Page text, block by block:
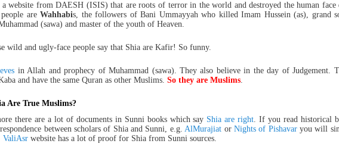
website from DAESH (ISIS) that are roots of terror in the world and destroyed the human face
people areWahhabis, the followers of Bani Ummayyah who killed Imam Hussein (as), grand
(sawa) and master of the youth of Heaven.
wild and ugly-face people say that Shia are Kafir! So funny.
in Allah and prophecy of Muhammad (sawa). They also believe in the day of Judgement.
and have the same Quran as other Muslims. So they are Muslims
Are True Muslims?
there are a lot of documents in Sunni books which say Shia are right. If you read historical
between scholars of Shia and Sunni, e.g.AlMurajiat or Nights of Pishavaryou will
ValiAsr website has a lot of proof for Shia from Sunni sources.